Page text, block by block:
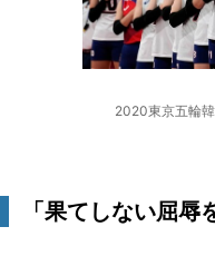
2020東京五輪
「果てしない屈辱